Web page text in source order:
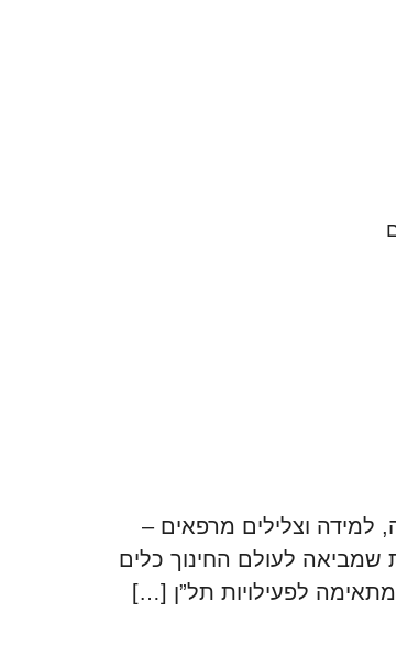
למידה וצלילים מרפאים –
שמביאה לעולם החינוך כלים
לפעילויות תל”ן […]